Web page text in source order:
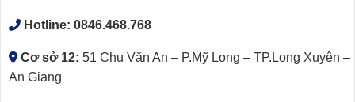
Hotline: 0846.468.768
Cơ sở 12: 51 Chu Văn An – P.Mỹ Long – TP.Long Xuyên –
An Giang